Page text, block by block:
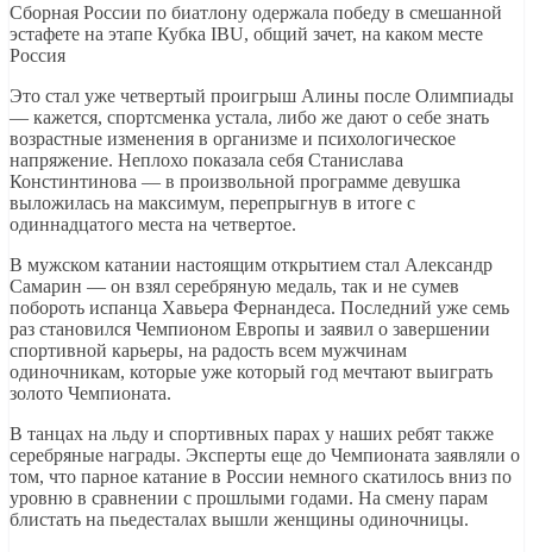
Сборная России по биатлону одержала победу в смешанной
эстафете на этапе Кубка IBU, общий зачет, на каком месте
Россия
Это стал уже четвертый проигрыш Алины после Олимпиады
— кажется, спортсменка устала, либо же дают о себе знать
возрастные изменения в организме и психологическое
напряжение. Неплохо показала себя Станислава
Констинтинова — в произвольной программе девушка
выложилась на максимум, перепрыгнув в итоге с
одиннадцатого места на четвертое.
В мужском катании настоящим открытием стал Александр
Самарин — он взял серебряную медаль, так и не сумев
побороть испанца Хавьера Фернандеса. Последний уже семь
раз становился Чемпионом Европы и заявил о завершении
спортивной карьеры, на радость всем мужчинам
одиночникам, которые уже который год мечтают выиграть
золото Чемпионата.
В танцах на льду и спортивных парах у наших ребят также
серебряные награды. Эксперты еще до Чемпионата заявляли о
том, что парное катание в России немного скатилось вниз по
уровню в сравнении с прошлыми годами. На смену парам
блистать на пьедесталах вышли женщины одиночницы.